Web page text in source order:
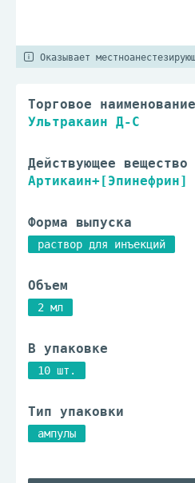
Оказывает
Торговое наименование
Ультракаин Д-С
Действующее вещество
Артикаин+[Эпинефрин]
Форма выпуска
раствор для инъекций
Объем
2 мл
В упаковке
10 шт.
Тип упаковки
ампулы